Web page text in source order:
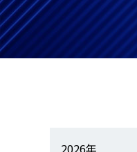
2026年